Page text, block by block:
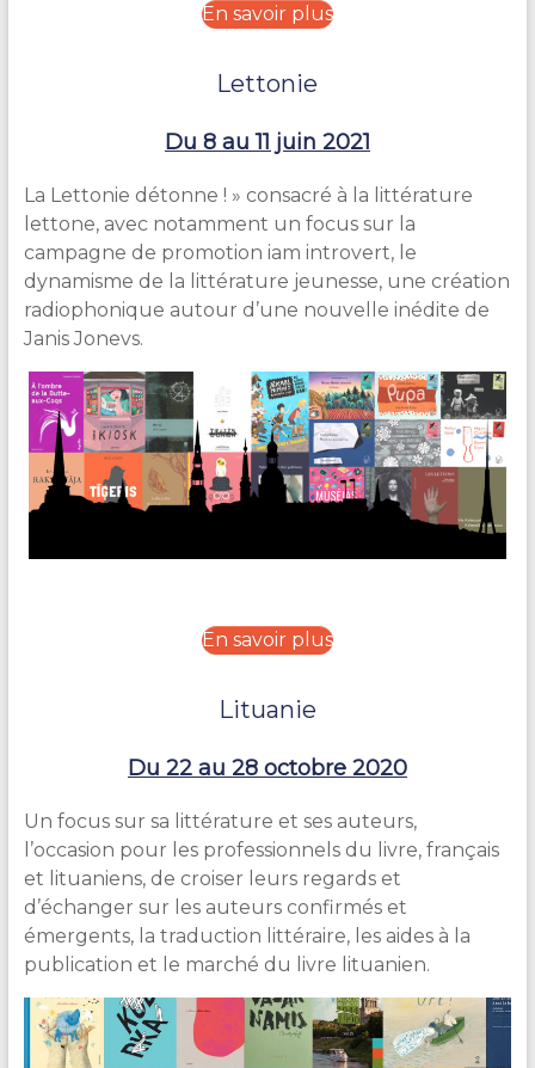
En savoir plus
Lettonie
Du 8 au 11 juin 2021
La Lettonie détonne ! » consacré à la littérature
lettone, avec notamment un focus sur la
campagne de promotion iam introvert, le
dynamisme de la littérature jeunesse, une création
radiophonique autour d’une nouvelle inédite de
Janis Jonevs.
En savoir plus
Lituanie
Du 22 au 28 octobre 2020
Un focus sur sa littérature et ses auteurs,
l’occasion pour les professionnels du livre, français
et lituaniens, de croiser leurs regards et
d’échanger sur les auteurs confirmés et
émergents, la traduction littéraire, les aides à la
publication et le marché du livre lituanien.